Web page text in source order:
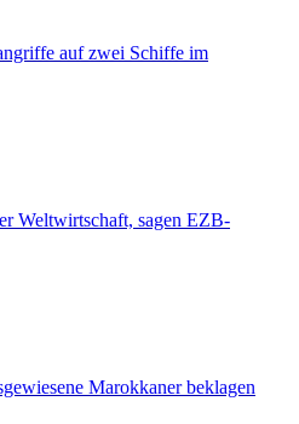
auf zwei Schiffe im
Weltwirtschaft, sagen EZB-
Marokkaner beklagen